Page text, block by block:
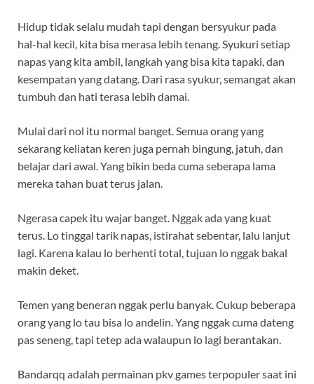
Hidup tidak selalu mudah tapi dengan bersyukur pada
hal-hal kecil, kita bisa merasa lebih tenang. Syukuri setiap
napas yang kita ambil, langkah yang bisa kita tapaki, dan
kesempatan yang datang. Dari rasa syukur, semangat akan
tumbuh dan hati terasa lebih damai.
Mulai dari nol itu normal banget. Semua orang yang
sekarang keliatan keren juga pernah bingung, jatuh, dan
belajar dari awal. Yang bikin beda cuma seberapa lama
mereka tahan buat terus jalan.
Ngerasa capek itu wajar banget. Nggak ada yang kuat
terus. Lo tinggal tarik napas, istirahat sebentar, lalu lanjut
lagi. Karena kalau lo berhenti total, tujuan lo nggak bakal
makin deket.
Temen yang beneran nggak perlu banyak. Cukup beberapa
orang yang lo tau bisa lo andelin. Yang nggak cuma dateng
pas seneng, tapi tetep ada walaupun lo lagi berantakan.
Bandarqq adalah permainan pkv games terpopuler saat ini